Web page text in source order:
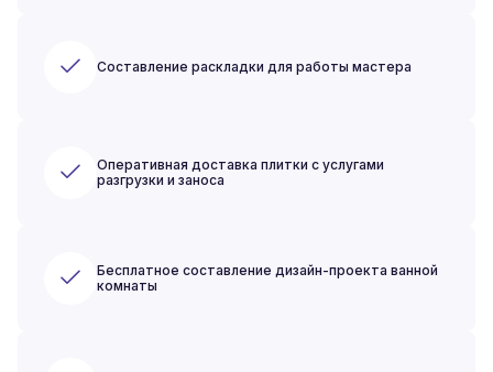
Составление раскладки для работы мастера
Оперативная доставка плитки с услугами
разгрузки и заноса
Бесплатное составление дизайн-проекта ванной
комнаты